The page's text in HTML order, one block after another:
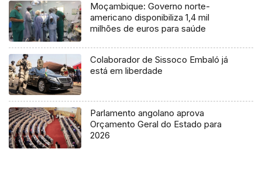
Moçambique: Governo norte-
americano disponibiliza 1,4 mil
milhões de euros para saúde
Colaborador de Sissoco Embaló já
está em liberdade
Parlamento angolano aprova
Orçamento Geral do Estado para
2026